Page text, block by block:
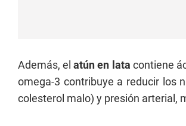
Además, elatún en lata contiene
omega-3 contribuye a reducir los
colesterol malo) y presión arterial,